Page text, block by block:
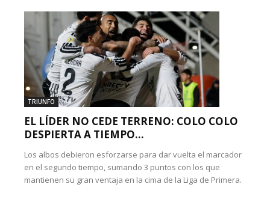
TRIUNFO
EL LÍDER NO CEDE TERRENO: COLO COLO
DESPIERTA A TIEMPO...
Los albos debieron esforzarse para dar vuelta el marcador
en el segundo tiempo, sumando 3 puntos con los que
mantienen su gran ventaja en la cima de la Liga de Primera.